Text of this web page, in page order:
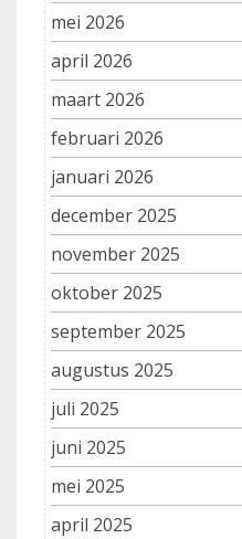
mei 2026
april 2026
maart 2026
februari 2026
januari 2026
december 2025
november 2025
oktober 2025
september 2025
augustus 2025
juli 2025
juni 2025
mei 2025
april 2025